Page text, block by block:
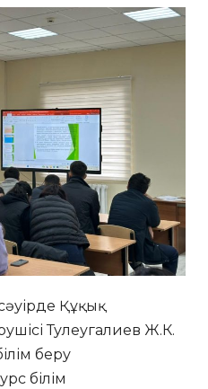
Құқық
Тулеугалиев Ж.К.
беру
білім